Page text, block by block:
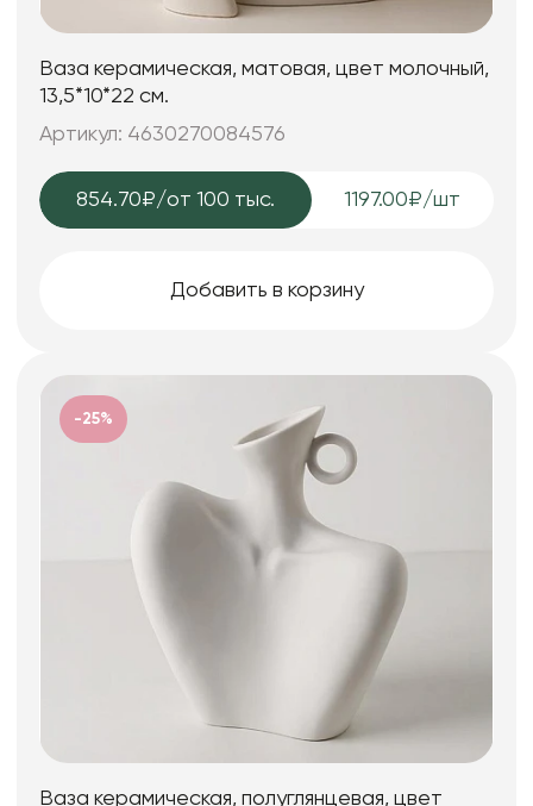
Ваза керамическая, матовая, цвет молочный,
13,5*10*22 см.
Артикул: 4630270084576
854.70₽/от 100 тыс. 1197.00₽/шт
Добавить в корзину
-25%
Ваза керамическая, полуглянцевая, цвет